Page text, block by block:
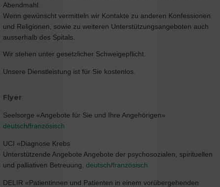
Abendmahl.
Wenn gewünscht vermitteln wir Kontakte zu anderen Konfessionen
und Religionen, sowie zu weiteren Unterstützungsangeboten auch
ausserhalb des Spitals.
Wir stehen unter gesetzlicher Schweigepflicht.
Unsere Dienstleistung ist für Sie kostenlos.
Flyer
Seelsorge «Angebote für Sie und Ihre Angehörigen»
deutsch/französisch
UCI «Diagnose Krebs
Unterstützende Angebote Angebote der psychosozialen, spirituellen
und palliativen Betreuung, deutsch/französisch
DELIR «Patientinnen und Patienten in einem vorübergehenden